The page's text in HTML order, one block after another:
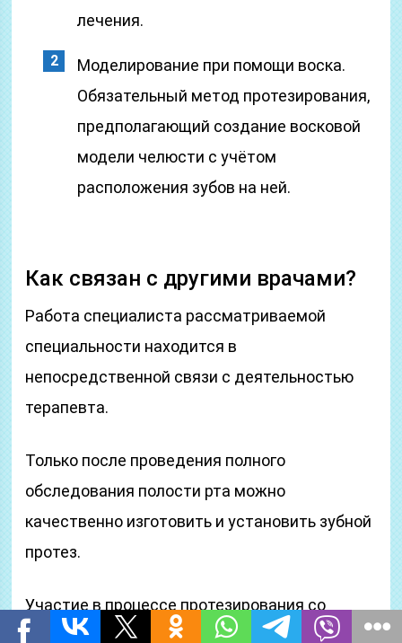
лечения.
Моделирование при помощи воска.
Обязательный метод протезирования,
предполагающий создание восковой
модели челюсти с учётом
расположения зубов на ней.
Как связан с другими врачами?
Работа специалиста рассматриваемой
специальности находится в
непосредственной связи с деятельностью
терапевта.
Только после проведения полного
обследования полости рта можно
качественно изготовить и установить зубной
протез.
Участие в процессе протезирования со
стороны хирурга может понадобиться